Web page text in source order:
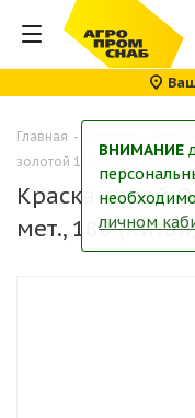
Главная -
золотой 18к мет., 188
Краска-спрей
мет., 188
ВНИМАНИЕ
необходимо
личном